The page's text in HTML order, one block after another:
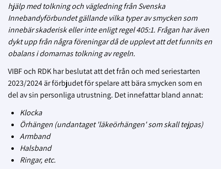
hjälp med tolkning och vägledning från Svenska
Innebandyförbundet gällande vilka typer av smycken som
innebär skaderisk eller inte enligt regel 405:1. Frågan har även
dykt upp från några föreningar då de upplevt att det funnits en
obalans i domarnas tolkning av regeln.
VIBF och RDK har beslutat att det från och med seriestarten
2023/2024 är förbjudet för spelare att bära smycken som en
del av sin personliga utrustning. Det innefattar bland annat:
Klocka
Örhängen (undantaget 'läkeörhängen' som skall tejpas)
Armband
Halsband
Ringar, etc.